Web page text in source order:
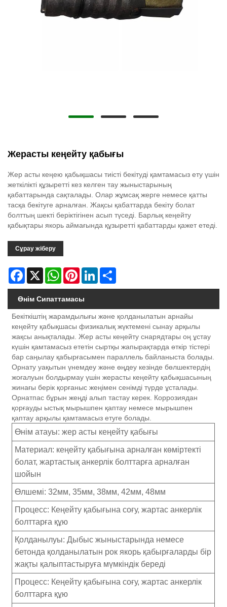
Жерасты кеңейту қабығы
Жер асты кеңею қабықшасы тиісті бекітуді қамтамасыз ету үшін
жеткілікті құзыретті кез келген тау жыныстарының
қабаттарында сақталады. Олар жұмсақ жерге немесе қатты
тасқа бекітуге арналған. Жақсы қабаттарда бекіту болат
болттың шекті беріктігінен асып түседі. Барлық кеңейту
қабықтары якорь аймағында құзыретті қабаттарды қажет етеді.
Сұрау жіберу
Facebook
X WhatsAppPinterestLinkedIn
Өнім Сипаттамасы
Бекіткіштің жарамдылығы және қолданылатын арнайы
кеңейту қабықшасы физикалық жүктемені сынау арқылы
жақсы анықталады. Жер асты кеңейту снарядтары оң ұстау
күшін қамтамасыз ететін сыртқы жапырақтарда өткір тістері
бар саңылау қабырғасымен параллель байланыста болады.
Орнату уақытын үнемдеу және өңдеу кезінде бөлшектердің
жоғалуын болдырмау үшін жерасты кеңейту қабықшасының
жинағы берік қорғаныс жеңімен сенімді түрде ұсталады.
Орнатпас бұрын жеңді алып тастау керек. Коррозиядан
қорғауды ыстық мырышпен қаптау немесе мырышпен
қаптау арқылы қамтамасыз етуге болады.
Өнім атауы: жер асты кеңейту қабығы
Материал: кеңейту қабығына арналған көміртекті
болат, жартастық анкерлік болттарға арналған
шойын
Өлшемі: 32мм, 35мм, 38мм, 42мм, 48мм
Процесс: Кеңейту қабығына соғу, жартас анкерлік
болттарға құю
Қолданылуы: Дыбыс жыныстарында немесе
бетонда қолданылатын рок якорь қабырғаларды бір
жақты қалыптастыруға мүмкіндік береді
Процесс: Кеңейту қабығына соғу, жартас анкерлік
болттарға құю